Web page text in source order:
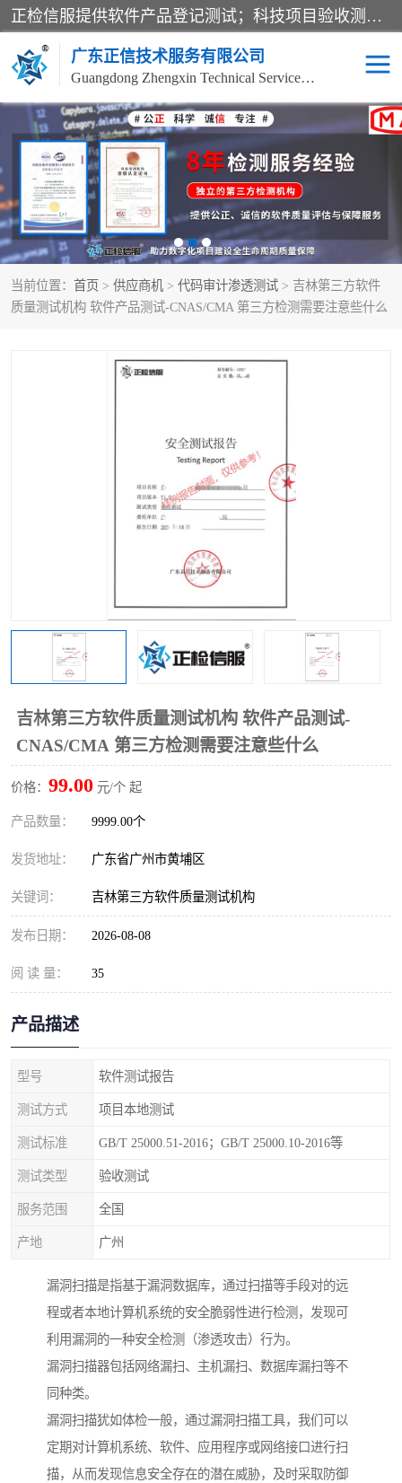
正检信服提供软件产品登记测试；科技项目验收测试；产品确认测试；功能测试；性能测试；安全测试；代码审计测试；漏洞扫描测试；渗透测试；风险评估测试；信息安全等级保护测评；双软认定；实验室建设质量体系建设；软件着作权、软件评测等服务。
广东正信技术服务有限公司
Guangdong Zhengxin Technical Service Co., Ltd
当前位置： 首页 > 供应商机 > 代码审计渗透测试 > 吉林第三方软件
质量测试机构 软件产品测试-CNAS/CMA 第三方检测需要注意些什么
吉林第三方软件质量测试机构 软件产品测试-
CNAS/CMA 第三方检测需要注意些什么
价格： 99.00 元/个 起
产品数量： 9999.00个
发货地址： 广东省广州市黄埔区
关键词： 吉林第三方软件质量测试机构
发布日期： 2026-08-08
阅 读 量： 35
产品描述
型号 软件测试报告
测试方式 项目本地测试
测试标准 GB/T 25000.51-2016；GB/T 25000.10-2016等
测试类型 验收测试
服务范围 全国
产地 广州
漏洞扫描是指基于漏洞数据库，通过扫描等手段对的远
程或者本地计算机系统的安全脆弱性进行检测，发现可
利用漏洞的一种安全检测（渗透攻击）行为。
漏洞扫描器包括网络漏扫、主机漏扫、数据库漏扫等不
同种类。
漏洞扫描犹如体检一般，通过漏洞扫描工具，我们可以
定期对计算机系统、软件、应用程序或网络接口进行扫
描，从而发现信息安全存在的潜在威胁，及时采取防御
电子政务验收测评 数字信息化验收测评
应用软件系统测试 信息系统漏洞扫描
科技成果鉴定测试 软件产品登记测试
信息安全风险评估 系统性能效率测试